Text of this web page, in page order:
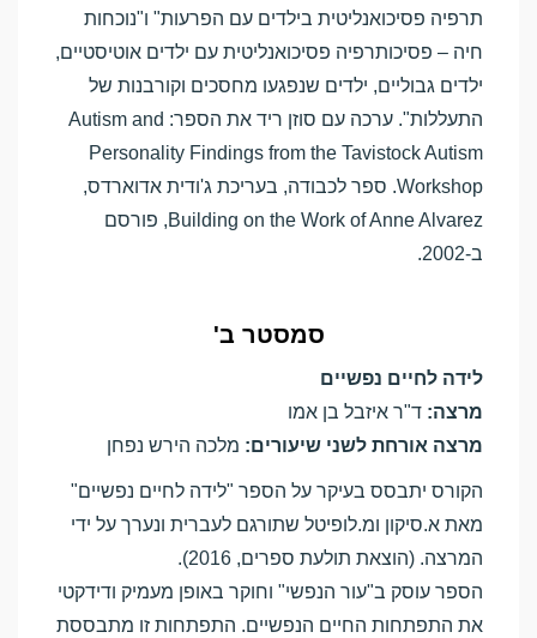
תרפיה פסיכואנליטית בילדים עם הפרעות" ו"נוכחות
חיה – פסיכותרפיה פסיכואנליטית עם ילדים אוטיסטיים,
ילדים גבוליים, ילדים שנפגעו מחסכים וקורבנות של
התעללות". ערכה עם סוזן ריד את הספר: Autism and
Personality Findings from the Tavistock Autism
Workshop. ספר לכבודה, בעריכת ג'ודית אדוארדס,
Building on the Work of Anne Alvarez, פורסם
ב-2002.
סמסטר ב'
לידה לחיים נפשיים
מרצה: ד"ר איזבל בן אמו
מרצה אורחת לשני שיעורים: מלכה הירש נפחן
הקורס יתבסס בעיקר על הספר "לידה לחיים נפשיים"
מאת א.סיקון ומ.לופיטל שתורגם לעברית ונערך על ידי
המרצה. (הוצאת תולעת ספרים, 2016).
הספר עוסק ב"עור הנפשי" וחוקר באופן מעמיק ודידקטי
את התפתחות החיים הנפשיים. התפתחות זו מתבססת